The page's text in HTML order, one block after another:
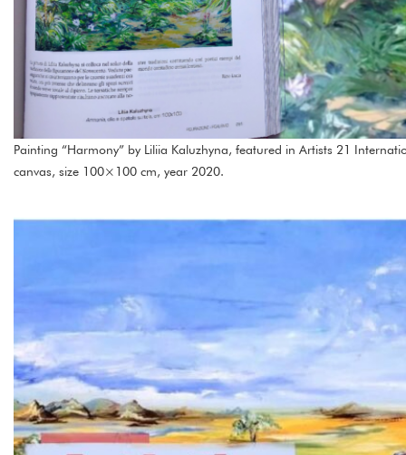
Painting “Harmony” by Liliia Kaluzhyna, featured in Artists 21
canvas, size 100×100 cm, year 2020.